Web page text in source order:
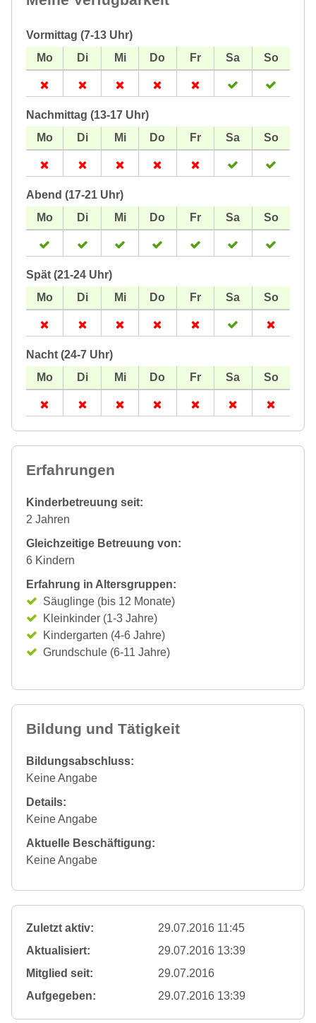
Vormittag (7-13 Uhr)
Nachmittag (13-17 Uhr)
Abend (17-21 Uhr)
Spät (21-24 Uhr)
Nacht (24-7 Uhr)
Erfahrungen
Kinderbetreuung seit:
2 Jahren
Gleichzeitige Betreuung von:
6 Kindern
Erfahrung in Altersgruppen:
Säuglinge (bis 12 Monate)
Kleinkinder (1-3 Jahre)
Kindergarten (4-6 Jahre)
Grundschule (6-11 Jahre)
Bildung und Tätigkeit
Bildungsabschluss:
Keine Angabe
Details:
Keine Angabe
Aktuelle Beschäftigung:
Keine Angabe
Zuletzt aktiv:
29.07.2016 11:45
Aktualisiert:
29.07.2016 13:39
Mitglied seit:
29.07.2016
Aufgegeben:
29.07.2016 13:39